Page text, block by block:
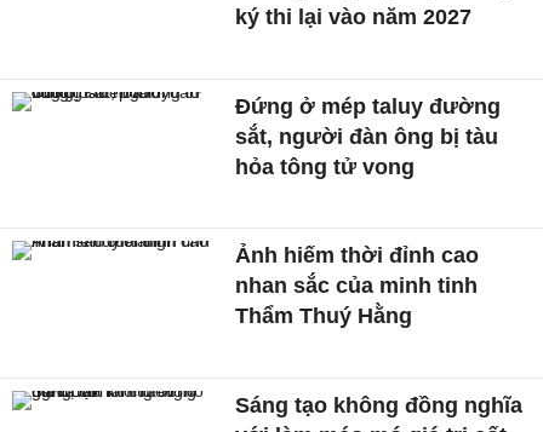
ký thi lại vào năm 2027
Đứng ở mép taluy đường
sắt, người đàn ông bị tàu
hỏa tông tử vong
Ảnh hiếm thời đỉnh cao
nhan sắc của minh tinh
Thẩm Thuý Hằng
Sáng tạo không đồng nghĩa